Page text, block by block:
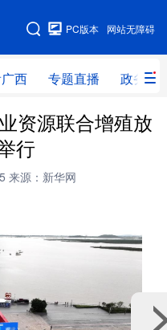
网站无障碍
PC版本
西 专题直播 政务信
专题直播
网评 港澳
资源联合增殖放
行
来源：新华网